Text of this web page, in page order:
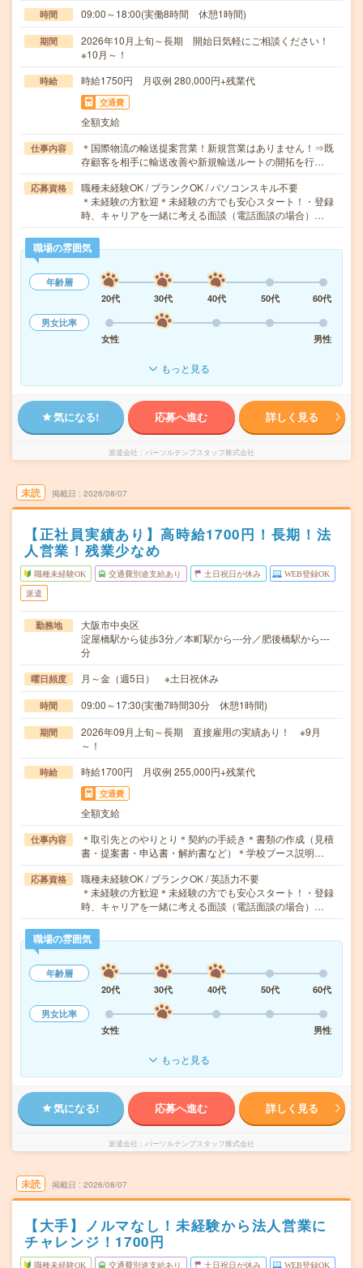
時間 09:00～18:00(実働8時間 休憩1時間)
期間
2026年10月上旬～長期 開始日気軽にご相談ください！
※10月～！
時給 時給1750円 月収例 280,000円+残業代
交通費
全額支給
仕事内容
＊国際物流の輸送提案営業！新規営業はありません！⇒既
存顧客を相手に輸送改善や新規輸送ルートの開拓を行…
応募資格
職種未経験OK / ブランクOK / パソコンスキル不要
＊未経験の方歓迎＊未経験の方でも安心スタート！・登録
時、キャリアを一緒に考える面談（電話面談の場合）…
職場の雰囲気
年齢層
20代
30代 40代 50代
60代
男女比率
女性
男性
もっと見る
気になる! 応募へ進む 詳しく見る
派遣会社 パーソルテンプスタッフ株式会社
未読 掲載日 2026/08/07
【正社員実績あり】高時給1700円！長期！法
人営業！残業少なめ
職種未経験OK 交通費別途支給あり 土日祝日が休み WEB登録OK
派遣
勤務地
大阪市中央区
淀屋橋駅から徒歩3分／本町駅から---分／肥後橋駅から---
分
曜日頻度 月～金（週5日） ※土日祝休み
時間 09:00～17:30(実働7時間30分 休憩1時間)
期間
2026年09月上旬～長期 直接雇用の実績あり！ ※9月
～！
時給 時給1700円 月収例 255,000円+残業代
交通費
全額支給
仕事内容
＊取引先とのやりとり＊契約の手続き＊書類の作成（見積
書・提案書・申込書・解約書など）＊学校ブース説明…
応募資格
職種未経験OK / ブランクOK / 英語力不要
＊未経験の方歓迎＊未経験の方でも安心スタート！・登録
時、キャリアを一緒に考える面談（電話面談の場合）…
職場の雰囲気
年齢層
20代
30代 40代 50代
60代
男女比率
女性
男性
もっと見る
気になる! 応募へ進む 詳しく見る
派遣会社 パーソルテンプスタッフ株式会社
未読 掲載日 2026/08/07
【大手】ノルマなし！未経験から法人営業に
チャレンジ！1700円
職種未経験OK 交通費別途支給あり 土日祝日が休み WEB登録OK